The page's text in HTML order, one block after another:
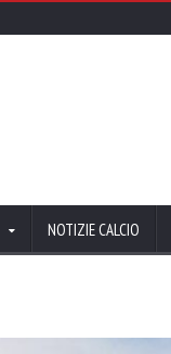
NOTIZIE CALCIO